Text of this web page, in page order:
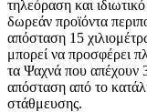
τηλεόραση και
δωρεάν προϊόντα
απόσταση 15
μπορεί να προσφέρει
τα Ψαχνά που απέχουν
απόσταση από το
στάθμευσης.